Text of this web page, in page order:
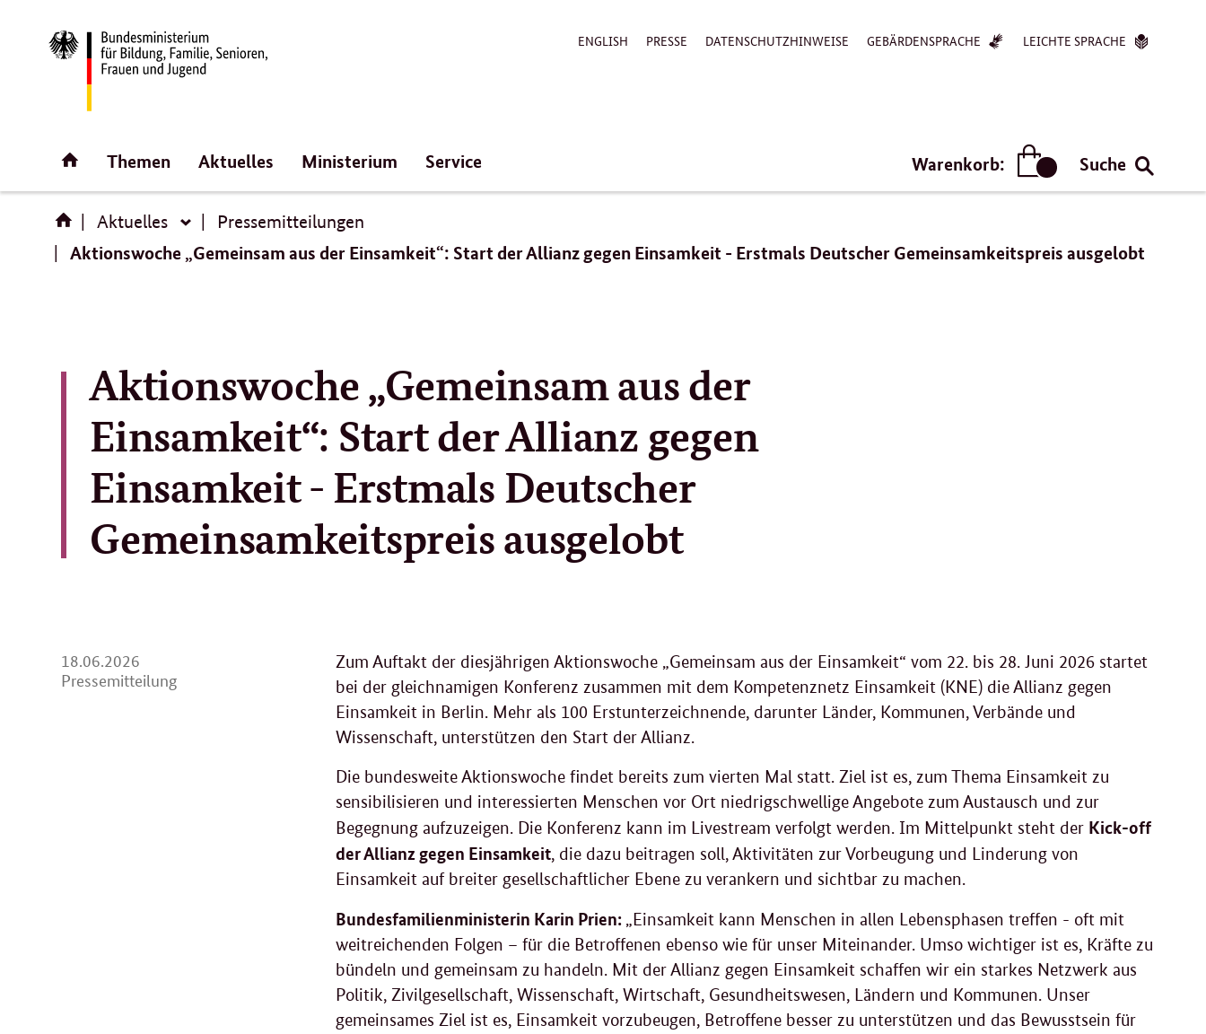
Direktlink:
ENGLISH PRESSE DATENSCHUTZHINWEISE GEBÄRDENSPRACHE LEICHTE SPRACHE
Startseite
Themen Aktuelles Ministerium Service Warenkorb:
Artikel
Suche
Aktuelles Aktuelles
Pressemitteilungen
Aktionswoche „Gemeinsam aus der Einsamkeit“: Start der Allianz gegen Einsamkeit - Erstmals Deutscher Gemeinsamkeitspreis ausgelobt
Aktionswoche „Gemeinsam aus der
Einsamkeit“: Start der Allianz gegen
Einsamkeit - Erstmals Deutscher
Gemeinsamkeitspreis ausgelobt
18.06.2026
06.
Pressemitteilung
Zum Auftakt der diesjährigen Aktionswoche „Gemeinsam aus der Einsamkeit“ vom 22. bis 28. Juni 2026 startet
bei der gleichnamigen Konferenz zusammen mit dem Kompetenznetz Einsamkeit (KNE) die Allianz gegen
Einsamkeit in Berlin. Mehr als 100 Erstunterzeichnende, darunter Länder, Kommunen, Verbände und
Wissenschaft, unterstützen den Start der Allianz.
Die bundesweite Aktionswoche findet bereits zum vierten Mal statt. Ziel ist es, zum Thema Einsamkeit zu
sensibilisieren und interessierten Menschen vor Ort niedrigschwellige Angebote zum Austausch und zur
Begegnung aufzuzeigen. Die Konferenz kann im Livestream verfolgt werden. Im Mittelpunkt steht der Kick-off
der Allianz gegen Einsamkeit, die dazu beitragen soll, Aktivitäten zur Vorbeugung und Linderung von
Einsamkeit auf breiter gesellschaftlicher Ebene zu verankern und sichtbar zu machen.
Bundesfamilienministerin Karin Prien: „Einsamkeit kann Menschen in allen Lebensphasen treffen - oft mit
weitreichenden Folgen – für die Betroffenen ebenso wie für unser Miteinander. Umso wichtiger ist es, Kräfte zu
bündeln und gemeinsam zu handeln. Mit der Allianz gegen Einsamkeit schaffen wir ein starkes Netzwerk aus
Politik, Zivilgesellschaft, Wissenschaft, Wirtschaft, Gesundheitswesen, Ländern und Kommunen. Unser
gemeinsames Ziel ist es, Einsamkeit vorzubeugen, Betroffene besser zu unterstützen und das Bewusstsein für